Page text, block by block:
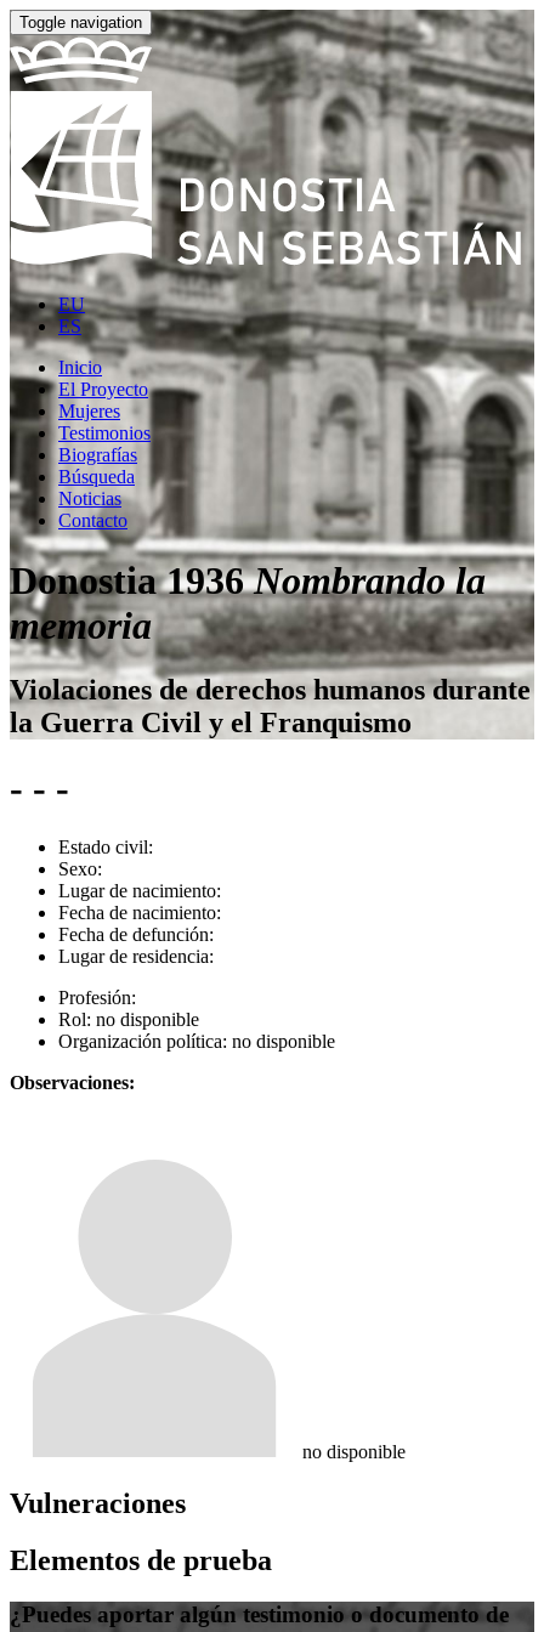
Toggle navigation
EU
ES
Inicio
El Proyecto
Mujeres
Testimonios
Biografías
Búsqueda
Noticias
Contacto
Donostia 1936Nombrando la
memoria
Violaciones de derechos humanos durante
la Guerra Civil y el Franquismo
- - -
Estado civil:
Sexo:
Lugar de nacimiento:
Fecha de nacimiento:
Fecha de defunción:
Lugar de residencia:
Profesión:
Rol: no disponible
Organización política: no disponible
Observaciones:
no disponible
Vulneraciones
Elementos de prueba
¿Puedes aportar algún testimonio o documento de